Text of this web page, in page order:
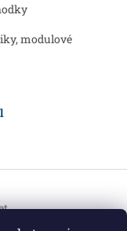
modulové